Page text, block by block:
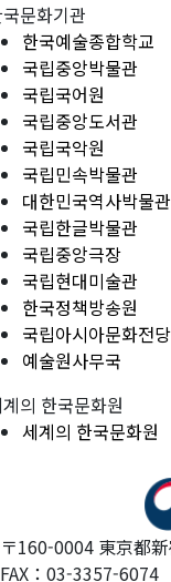
문화기관
한국예술종합학교
국립중앙박물관
국립국어원
국립중앙도서관
국립국악원
국립민속박물관
대한민국역사박물관
국립한글박물관
국립중앙극장
국립현대미술관
한국정책방송원
국립아시아문화전당
예술원사무국
의 한국문화원
세계의 한국문화원
〒160-0004 東京都
FAX：03-3357-